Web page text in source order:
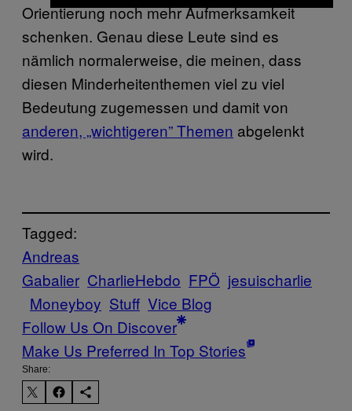
Orientierung noch mehr Aufmerksamkeit
schenken. Genau diese Leute sind es
nämlich normalerweise, die meinen, dass
diesen Minderheitenthemen viel zu viel
Bedeutung zugemessen und damit von
anderen, „wichtigeren” Themen abgelenkt
wird.
Tagged:
Andreas
Gabalier CharlieHebdo FPÖ jesuischarlie
Moneyboy Stuff Vice Blog
Follow Us On Discover
Make Us Preferred In Top Stories
Share: